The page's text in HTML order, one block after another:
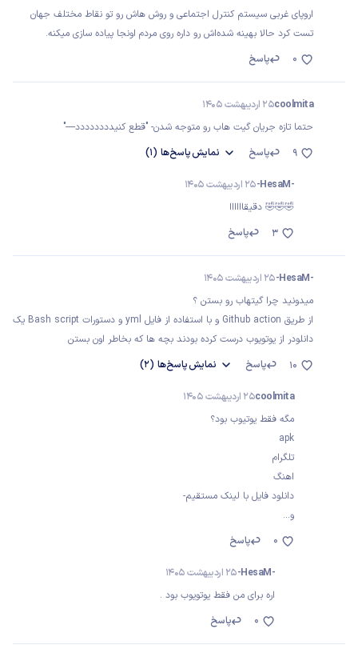
اروپای غربی سیستم کنترل اجتماعی و روش هاش رو تو نقاط مختلف جهان
تست کرد حالا بهینه شده‌اش رو داره روی مردم اونجا پیاده سازی میکنه.
پاسخ
0
coolmita25 اردیبهشت 1405
حتما تازه جریان گیت هاب رو متوجه شدن- "قطع کنیدددددددد----"
پاسخ
نمایشپاسخ‌ها (1) 9
-HesaM-
25 اردیبهشت 1405
🤣🤣🤣 دقیقاااااا
پاسخ
3
-HesaM-
25 اردیبهشت 1405
میدونید چرا گیتهاب رو بستن ؟
از طریق Github action و با استفاده از فایل yml و دستورات Bash script یک
دانلودر از یوتویوب درست کرده بودند بچه ها که بخاطر اون بستن
پاسخ
نمایشپاسخ‌ها (2) 10
coolmita25 اردیبهشت 1405
مگه فقط یوتیوب بود؟
apk
تلگرام
اهنگ
دانلود فایل با لینک مستقیم-
و...
پاسخ
0
-HesaM-
25 اردیبهشت 1405
اره برای من فقط یوتویوب بود .
پاسخ
0